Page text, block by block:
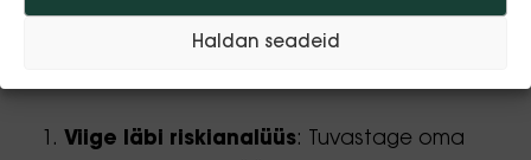
Haldan seadeid
Tõhusa lõpp-punkti kaitse rakendamiseks
Viige läbi riskianalüüs: Tuvastage oma